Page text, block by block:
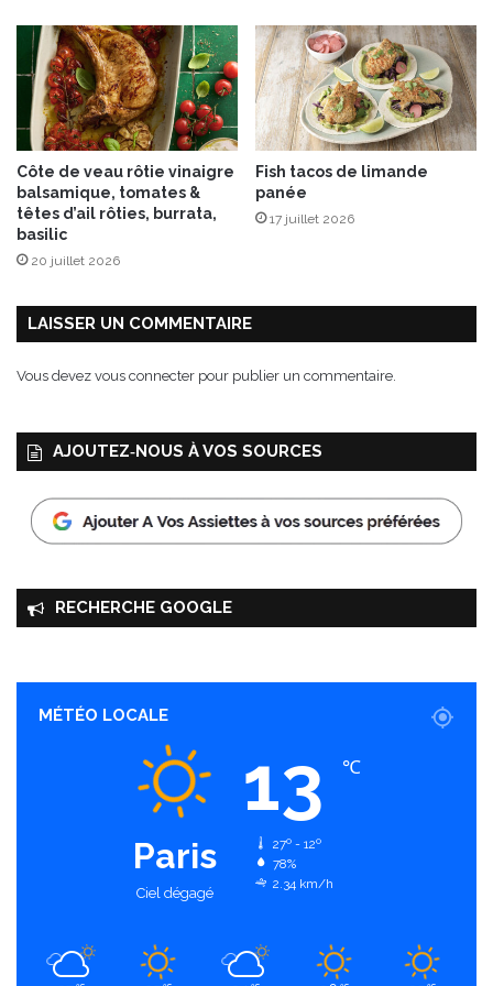
Côte de veau rôtie vinaigre
balsamique, tomates &
têtes d’ail rôties, burrata,
basilic
20 juillet 2026
Fish tacos de limande
panée
17 juillet 2026
LAISSER UN COMMENTAIRE
Vous devez vous connecter pour publier un commentaire.
AJOUTEZ‑NOUS À VOS SOURCES
RECHERCHE GOOGLE
MÉTÉO LOCALE
Paris
Ciel dégagé
13 ℃
27º - 12º
78%
2.34 km/h